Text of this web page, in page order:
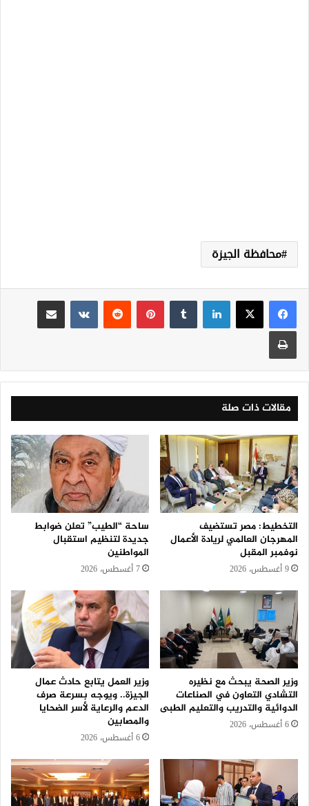
محافظة الجيزة
لينكدإن بينتيريست
مقالات ذات صلة
التخطيط: مصر تستضيف
المهرجان العالمي لريادة الأعمال
نوفمبر المقبل
9 أغسطس، 2026
ساحة “الطيب” تعلن ضوابط
جديدة لتنظيم استقبال
المواطنين
7 أغسطس، 2026
وزير الصحة يبحث مع نظيره
التشادي التعاون في الصناعات
الدوائية والتدريب والتعليم الطبى
6 أغسطس، 2026
وزير العمل يتابع حادث عمال
الجيزة.. ويوجه بسرعة صرف
الدعم والرعاية لأسر الضحايا
والمصابين
6 أغسطس، 2026